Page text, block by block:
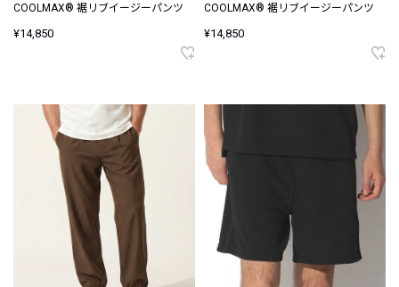
COOLMAX® 裾リブイージーパンツ
¥14,850
COOLMAX® 裾リブイージーパンツ
¥14,850